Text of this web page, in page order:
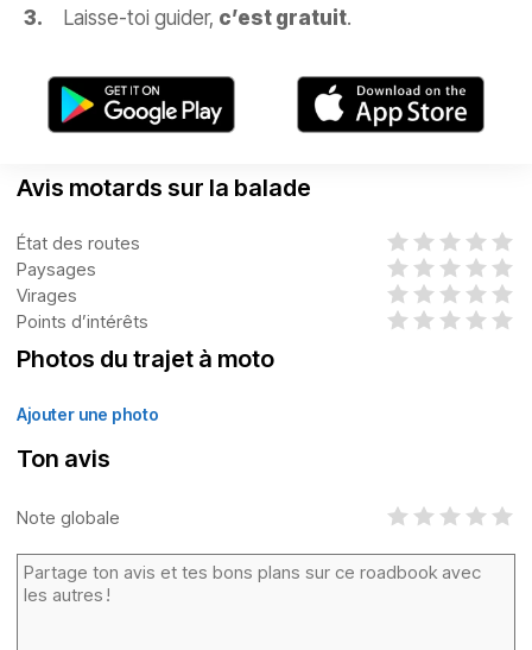
Laisse-toi guider, c’est gratuit.
Avis motards sur la balade
État des routes
Paysages
Virages
Points d’intérêts
Photos du trajet à moto
Ajouter une photo
Ton avis
Note globale